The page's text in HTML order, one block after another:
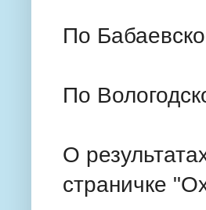
По
По
О
страничке